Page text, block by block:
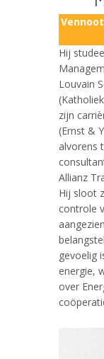
Hij
Louvain
zijn
(Ernst &
alvorens
Allianz
Hij sloot
controle
gevoelig
energie,
over